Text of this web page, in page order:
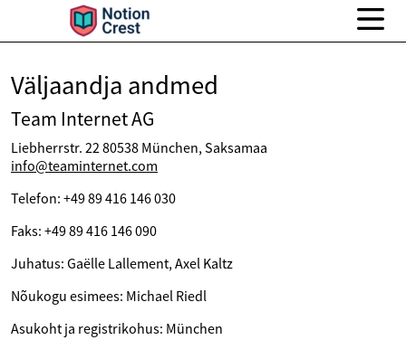
Väljaandja andmed
Team Internet AG
Liebherrstr. 22 80538 München, Saksamaa
info@teaminternet.com
Telefon: +49 89 416 146 030
Faks: +49 89 416 146 090
Juhatus: Gaëlle Lallement, Axel Kaltz
Nõukogu esimees: Michael Riedl
Asukoht ja registrikohus: München